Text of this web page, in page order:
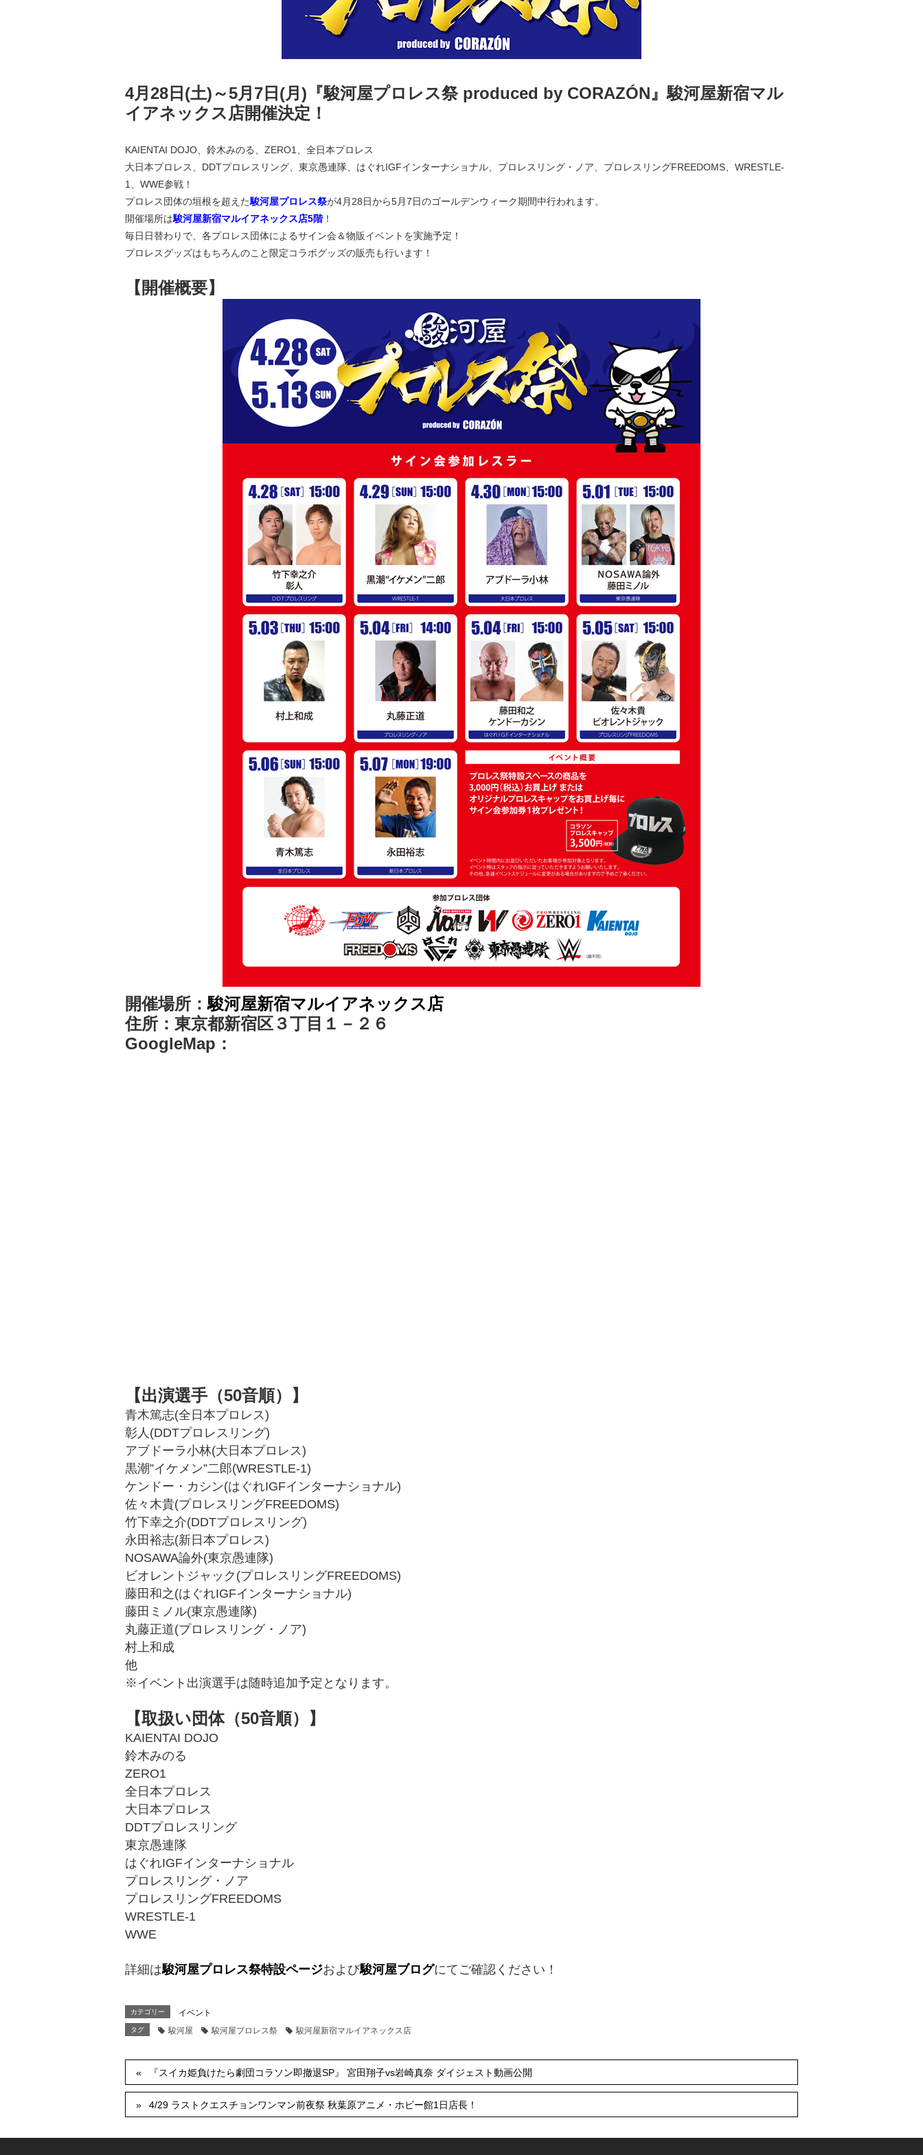
4月28日(土)～5月7日(月)『駿河屋プロレス祭 produced by CORAZÓN』駿河屋新宿マル
イアネックス店開催決定！
KAIENTAI DOJO、鈴木みのる、ZERO1、全日本プロレス
大日本プロレス、DDTプロレスリング、東京愚連隊、はぐれIGFインターナショナル、プロレスリング・ノア、プロレスリングFREEDOMS、WRESTLE-
1、WWE参戦！
プロレス団体の垣根を超えた駿河屋プロレス祭が4月28日から5月7日のゴールデンウィーク期間中行われます。
開催場所は駿河屋新宿マルイアネックス店5階！
毎日日替わりで、各プロレス団体によるサイン会＆物販イベントを実施予定！
プロレスグッズはもちろんのこと限定コラボグッズの販売も行います！
【開催概要】
開催場所：駿河屋新宿マルイアネックス店
住所：東京都新宿区３丁目１－２６
GoogleMap：
【出演選手（50音順）】
青木篤志(全日本プロレス)
彰人(DDTプロレスリング)
アブドーラ小林(大日本プロレス)
黒潮”イケメン”二郎(WRESTLE-1)
ケンドー・カシン(はぐれIGFインターナショナル)
佐々木貴(プロレスリングFREEDOMS)
竹下幸之介(DDTプロレスリング)
永田裕志(新日本プロレス)
NOSAWA論外(東京愚連隊)
ビオレントジャック(プロレスリングFREEDOMS)
藤田和之(はぐれIGFインターナショナル)
藤田ミノル(東京愚連隊)
丸藤正道(プロレスリング・ノア)
村上和成
他
※イベント出演選手は随時追加予定となります。
【取扱い団体（50音順）】
KAIENTAI DOJO
鈴木みのる
ZERO1
全日本プロレス
大日本プロレス
DDTプロレスリング
東京愚連隊
はぐれIGFインターナショナル
プロレスリング・ノア
プロレスリングFREEDOMS
WRESTLE-1
WWE
詳細は駿河屋プロレス祭特設ページおよび駿河屋ブログにてご確認ください！
カテゴリー イベント
タグ 駿河屋 駿河屋プロレス祭 駿河屋新宿マルイアネックス店
『スイカ姫負けたら劇団コラソン即撤退SP』 宮田翔子vs岩崎真奈 ダイジェスト動画公開
4/29 ラストクエスチョンワンマン前夜祭 秋葉原アニメ・ホビー館1日店長！